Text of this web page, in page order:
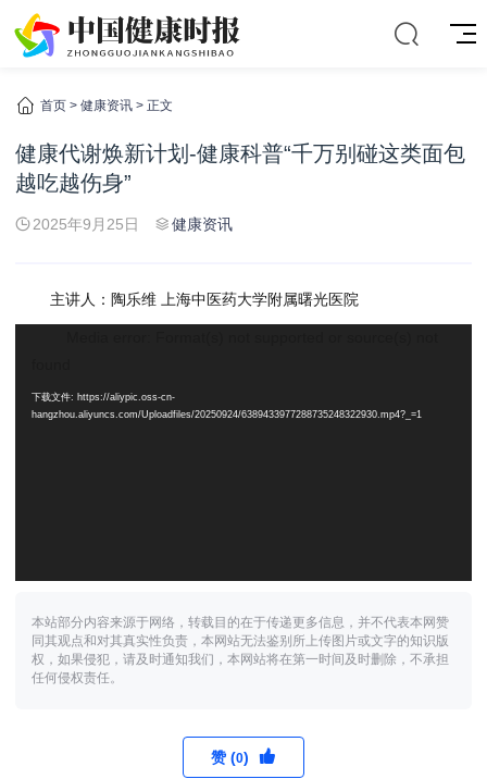
首页 > 健康资讯 > 正文
健康代谢焕新计划-健康科普“千万别碰这类面包
越吃越伤身”
2025年9月25日 健康资讯
主讲人：陶乐维 上海中医药大学附属曙光医院
下载文件: https://aliypic.oss-cn-
hangzhou.aliyuncs.com/Uploadfiles/20250924/6389433977288735248322930.mp4?_=1
本站部分内容来源于网络，转载目的在于传递更多信息，并不代表本网赞
同其观点和对其真实性负责，本网站无法鉴别所上传图片或文字的知识版
权，如果侵犯，请及时通知我们，本网站将在第一时间及时删除，不承担
任何侵权责任。
赞 (0)